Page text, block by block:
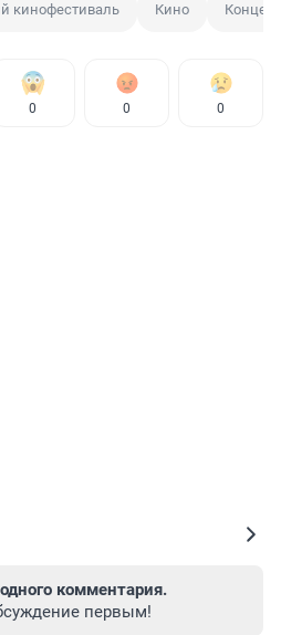
кинофестиваль Кино Концерт
0 0 0
комментария.
первым!